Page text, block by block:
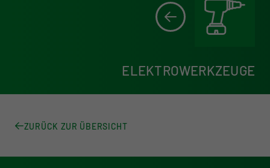
ELEKTROWERKZEUGE
ZURÜCK ZUR ÜBERSICHT